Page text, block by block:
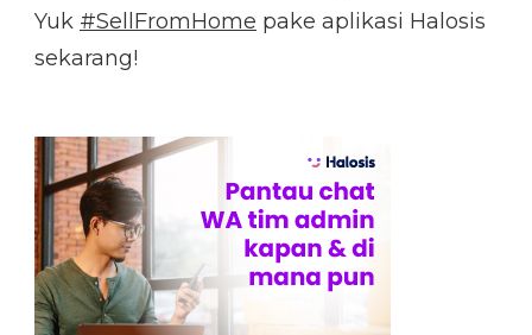
Yuk #SellFromHome pake aplikasi Halosis
sekarang!